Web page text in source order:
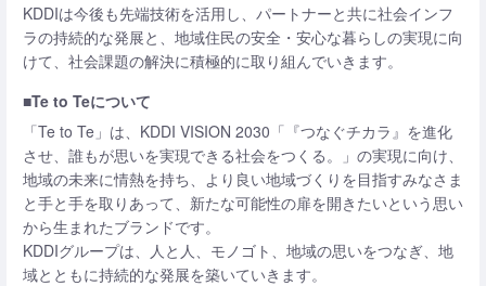
KDDIは今後も先端技術を活用し、パートナーと共に社会インフ
ラの持続的な発展と、地域住民の安全・安心な暮らしの実現に向
けて、社会課題の解決に積極的に取り組んでいきます。
■Te to Teについて
「Te to Te」は、KDDI VISION 2030「『つなぐチカラ』を進化
させ、誰もが思いを実現できる社会をつくる。」の実現に向け、
地域の未来に情熱を持ち、より良い地域づくりを目指すみなさま
と手と手を取りあって、新たな可能性の扉を開きたいという思い
から生まれたブランドです。
KDDIグループは、人と人、モノゴト、地域の思いをつなぎ、地
域とともに持続的な発展を築いていきます。